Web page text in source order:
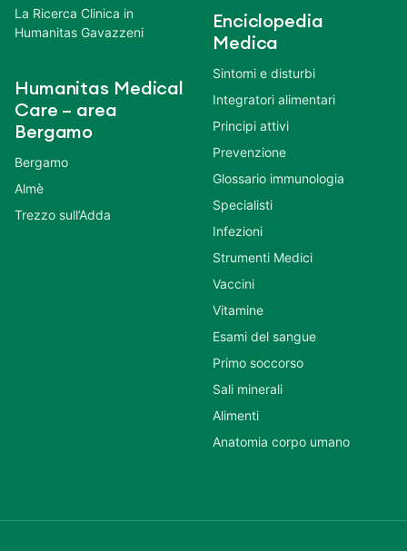
La Ricerca Clinica in
Humanitas Gavazzeni
Humanitas Medical
Care – area
Bergamo
Bergamo
Almè
Trezzo sull’Adda
Enciclopedia
Medica
Sintomi e disturbi
Integratori alimentari
Principi attivi
Prevenzione
Glossario immunologia
Specialisti
Infezioni
Strumenti Medici
Vaccini
Vitamine
Esami del sangue
Primo soccorso
Sali minerali
Alimenti
Anatomia corpo umano